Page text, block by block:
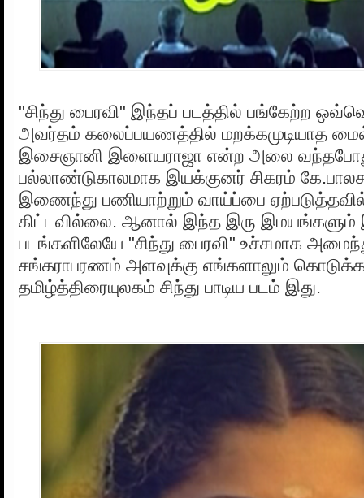
"சிந்து பைரவி" இந்தப் படத்தில் பங்கேற்ற
அவர்தம் கலைப்பயணத்தில் மறக்கமுடியாத
இசைஞானி இளையராஜா என்ற அலை
பல்லாண்டுகாலமாக இயக்குனர் சிகரம்
இணைந்து பணியாற்றும் வாய்ப்பை
கிட்டவில்லை. ஆனால் இந்த இரு
படங்களிலேயே "சிந்து பைரவி" உச்சமாக
சங்கராபரணம் அளவுக்கு எங்களாலும் கொடுக்க
தமிழ்த்திரையுலகம் சிந்து பாடிய படம் இது.